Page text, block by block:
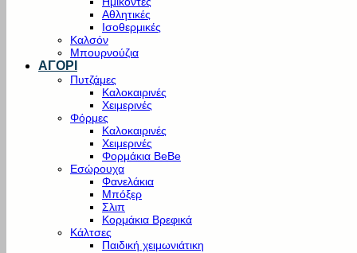
Αθλητικές
Ισοθερμικές
Καλσόν
Μπουρνούζια
ΑΓΟΡΙ
Πυτζάμες
Καλοκαιρινές
Χειμερινές
Φόρμες
Καλοκαιρινές
Χειμερινές
Φορμάκια BeBe
Εσώρουχα
Φανελάκια
Μπόξερ
Σλιπ
Κορμάκια Βρεφικά
Κάλτσες
Παιδική χειμωνιάτικη